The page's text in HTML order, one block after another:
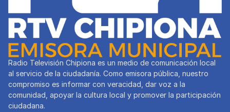
Radio Televisión Chipiona es un medio de comunicación local
al servicio de la ciudadanía. Como emisora pública, nuestro
compromiso es informar con veracidad, dar voz a la
comunidad, apoyar la cultura local y promover la participación
ciudadana.